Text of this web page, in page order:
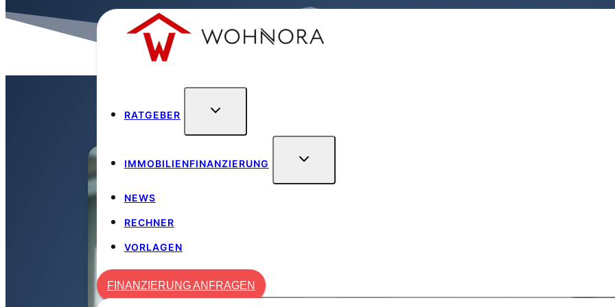
Zum
RATGEBER
IMMOBILIENFINANZIERUNG
NEWS
RECHNER
VORLAGEN
FINANZIERUNG ANFRAGEN